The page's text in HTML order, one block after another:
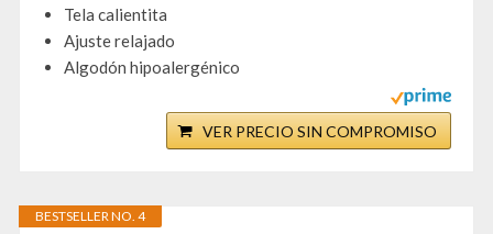
Tela calientita
Ajuste relajado
Algodón hipoalergénico
VER PRECIO SIN COMPROMISO
BESTSELLER NO. 4